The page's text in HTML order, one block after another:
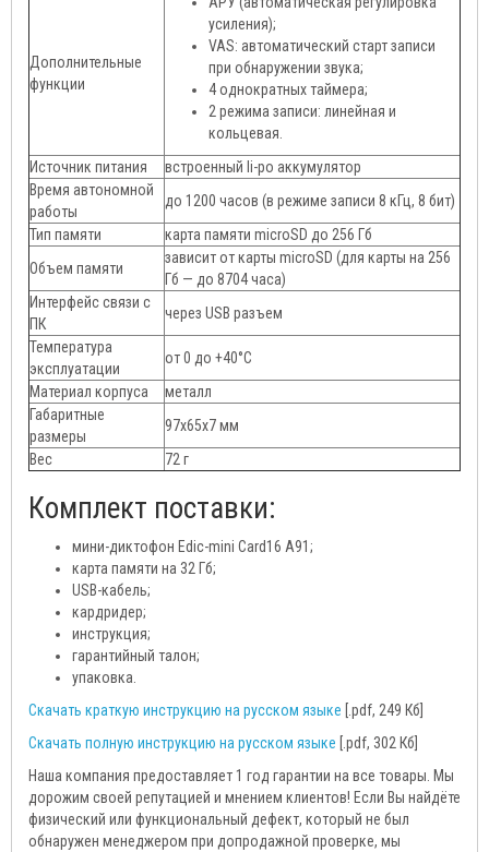
Дополнительные
функции
усиления);
VAS: автоматический старт записи
при обнаружении звука;
4 однократных таймера;
2 режима записи: линейная и
кольцевая.
Источник питания
встроенный li-po аккумулятор
Время автономной
работы
до 1200 часов (в режиме записи 8 кГц, 8 бит)
Тип памяти
карта памяти microSD до 256 Гб
Объем памяти
зависит от карты microSD (для карты на 256
Гб — до 8704 часа)
Интерфейс связи с
ПК
через USB разъем
Температура
эксплуатации
от 0 до +40°C
Материал корпуса
металл
Габаритные
размеры
97x65x7 мм
Вес
72 г
Комплект поставки:
мини-диктофон Edic-mini Card16 A91;
карта памяти на 32 Гб;
USB-кабель;
кардридер;
инструкция;
гарантийный талон;
упаковка.
Скачать краткую инструкцию на русском языке [.pdf, 249 Кб]
Скачать полную инструкцию на русском языке [.pdf, 302 Кб]
Наша компания предоставляет 1 год гарантии на все товары. Мы
дорожим своей репутацией и мнением клиентов! Если Вы найдёте
физический или функциональный дефект, который не был
обнаружен менеджером при допродажной проверке, мы